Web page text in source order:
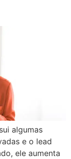
algumas
e o lead
ele aumenta